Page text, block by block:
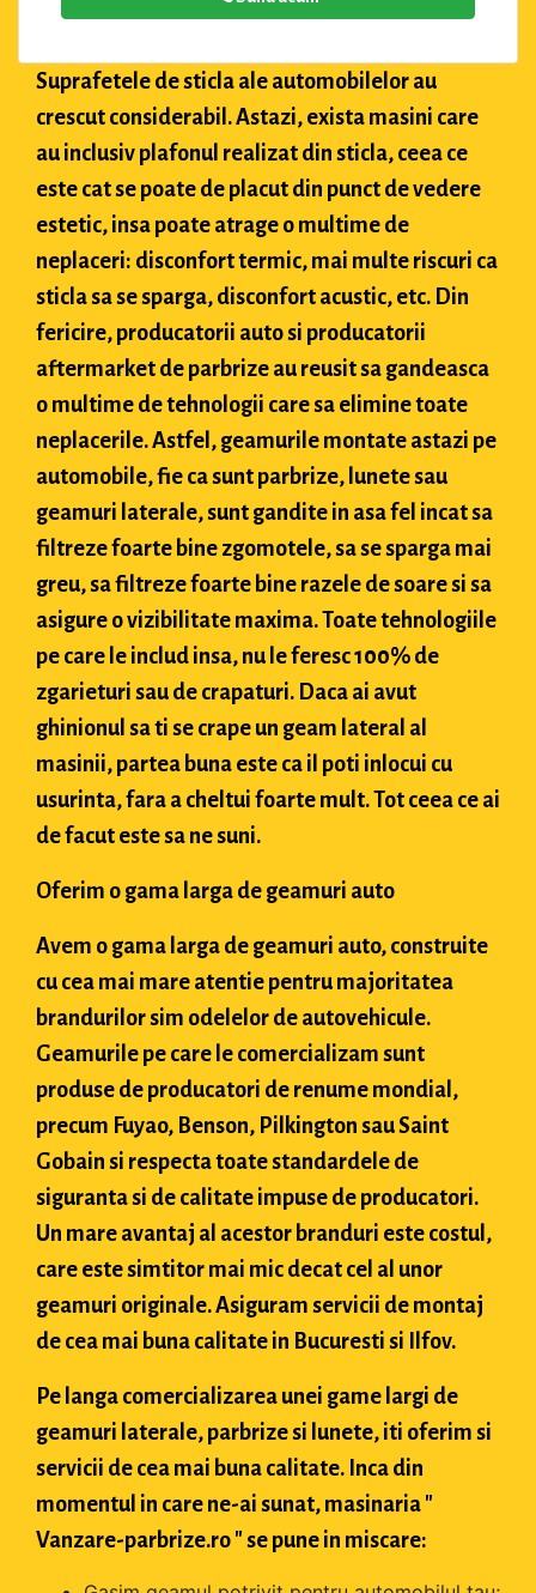
Suprafetele de sticla ale automobilelor au
crescut considerabil. Astazi, exista masini care
au inclusiv plafonul realizat din sticla, ceea ce
este cat se poate de placut din punct de vedere
estetic, insa poate atrage o multime de
neplaceri: disconfort termic, mai multe riscuri ca
sticla sa se sparga, disconfort acustic, etc. Din
fericire, producatorii auto si producatorii
aftermarket de parbrize au reusit sa gandeasca
o multime de tehnologii care sa elimine toate
neplacerile. Astfel, geamurile montate astazi pe
automobile, fie ca sunt parbrize, lunete sau
geamuri laterale, sunt gandite in asa fel incat sa
filtreze foarte bine zgomotele, sa se sparga mai
greu, sa filtreze foarte bine razele de soare si sa
asigure o vizibilitate maxima. Toate tehnologiile
pe care le includ insa, nu le feresc 100% de
zgarieturi sau de crapaturi. Daca ai avut
ghinionul sa ti se crape un geam lateral al
masinii, partea buna este ca il poti inlocui cu
usurinta, fara a cheltui foarte mult. Tot ceea ce ai
de facut este sa ne suni.
Oferim o gama larga de geamuri auto
Avem o gama larga de geamuri auto, construite
cu cea mai mare atentie pentru majoritatea
brandurilor sim odelelor de autovehicule.
Geamurile pe care le comercializam sunt
produse de producatori de renume mondial,
precum Fuyao, Benson, Pilkington sau Saint
Gobain si respecta toate standardele de
siguranta si de calitate impuse de producatori.
Un mare avantaj al acestor branduri este costul,
care este simtitor mai mic decat cel al unor
geamuri originale. Asiguram servicii de montaj
de cea mai buna calitate in Bucuresti si Ilfov.
Pe langa comercializarea unei game largi de
geamuri laterale, parbrize si lunete, iti oferim si
servicii de cea mai buna calitate. Inca din
momentul in care ne-ai sunat, masinaria "
Vanzare-parbrize.ro " se pune in miscare: